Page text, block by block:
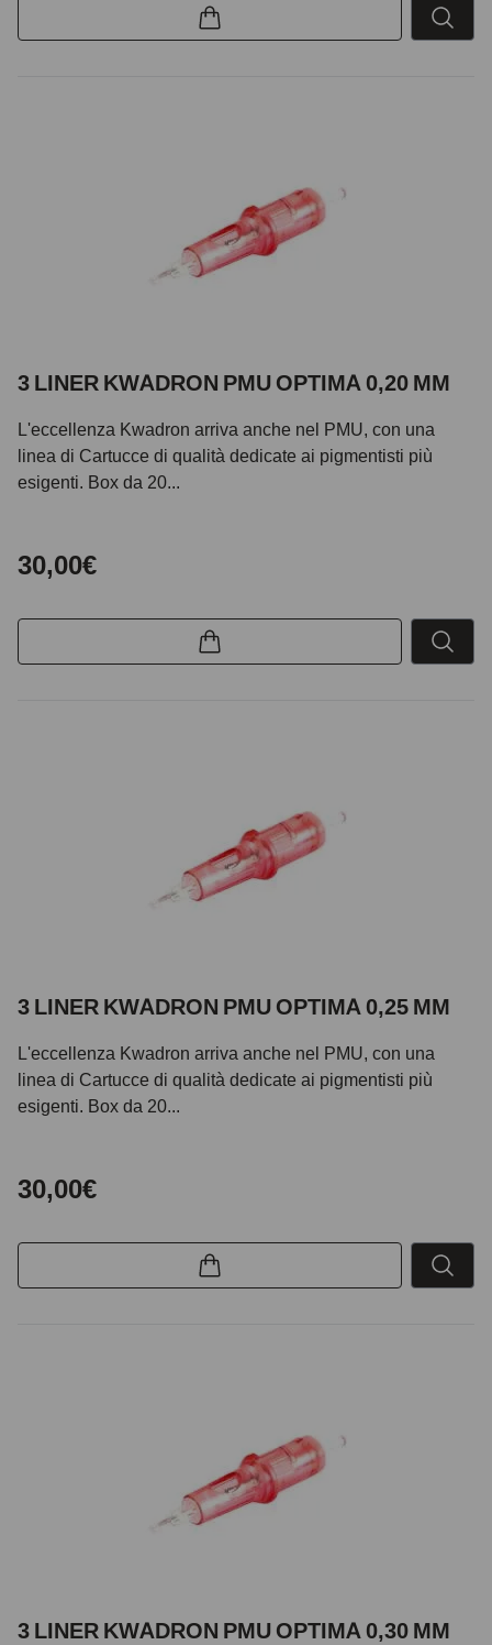
3 LINER KWADRON PMU OPTIMA 0,20 MM
L'eccellenza Kwadron arriva anche nel PMU, con una
linea di Cartucce di qualità dedicate ai pigmentisti più
esigenti. Box da 20...
30,00€
3 LINER KWADRON PMU OPTIMA 0,25 MM
L'eccellenza Kwadron arriva anche nel PMU, con una
linea di Cartucce di qualità dedicate ai pigmentisti più
esigenti. Box da 20...
30,00€
3 LINER KWADRON PMU OPTIMA 0,30 MM